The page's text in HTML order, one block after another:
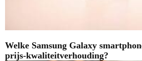
Welke Samsung Galaxy
prijs-kwaliteitverhouding?